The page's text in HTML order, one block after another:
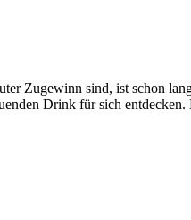
Zugewinn sind, ist schon
Drink für sich